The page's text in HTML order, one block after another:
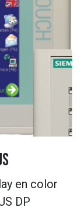
en color
DP